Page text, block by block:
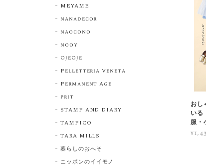
おし
いる
服・
MEYAME
nanadecor
naocono
nooy
OjeOje
Pelletteria Veneta
Permanent Age
prit
STAMP AND DIARY
TAMPICO
TARA MILLS
暮らしのおへそ
ニッポンのイイモノ